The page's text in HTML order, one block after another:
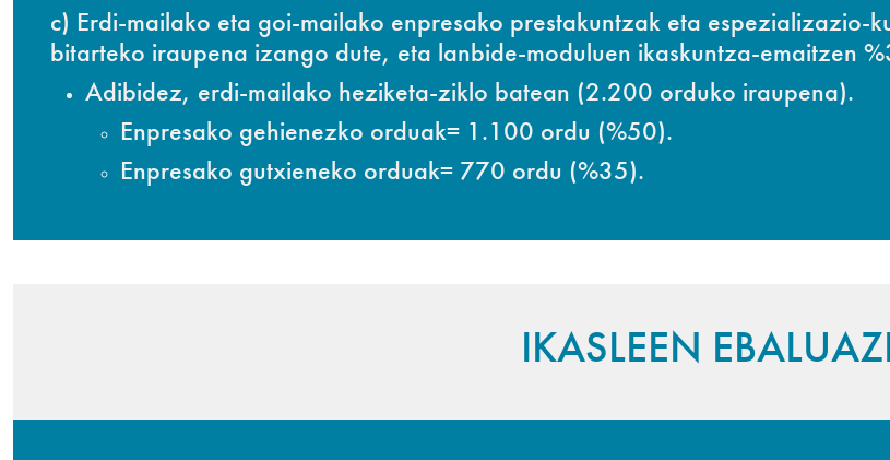
c) Erdi-mailako eta goi-mailako enpresako prestakuntzak eta
bitarteko iraupena izango dute, eta lanbide-moduluen ikaskuntza-emaitzen
Adibidez, erdi-mailako heziketa-ziklo batean (2.200 orduko iraupena).
Enpresako gehienezko orduak= 1.100 ordu (%50).
Enpresako gutxieneko orduak= 770 ordu (%35).
IKASLEEN